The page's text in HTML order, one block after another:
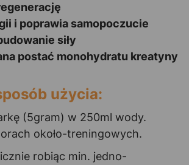
i poprawia samopoczucie
siły
postać monohydratu kreatyny
użycia:
(5gram) w 250ml wody.
około-treningowych.
robiąc min. jedno-